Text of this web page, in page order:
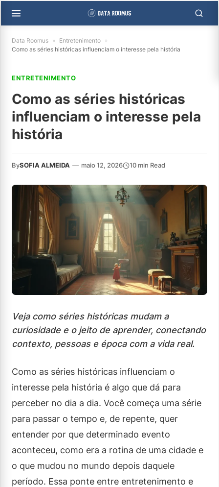
Data Roomus » Entretenimento »
Como as séries históricas influenciam o interesse pela história
ENTRETENIMENTO
Como as séries históricas
influenciam o interesse pela
história
BySOFIA ALMEIDA — maio 12, 2026 10 min Read
Veja como séries históricas mudam a
curiosidade e o jeito de aprender, conectando
contexto, pessoas e época com a vida real.
Como as séries históricas influenciam o
interesse pela história é algo que dá para
perceber no dia a dia. Você começa uma série
para passar o tempo e, de repente, quer
entender por que determinado evento
aconteceu, como era a rotina de uma cidade e
o que mudou no mundo depois daquele
período. Essa ponte entre entretenimento e